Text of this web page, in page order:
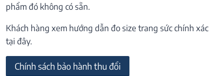
phẩm đó không có sẵn.
Khách hàng xem hướng dẫn đo size trang sức chính xác
tại đây.
Chính sách bảo hành thu đổi